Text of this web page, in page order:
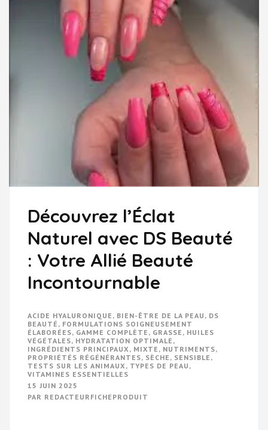
Découvrez l’Éclat
Naturel avec DS Beauté
: Votre Allié Beauté
Incontournable
ACIDE HYALURONIQUE , BIEN-ÊTRE DE LA PEAU , DS
BEAUTÉ , FORMULATIONS SOIGNEUSEMENT
ÉLABORÉES, GAMME COMPLÈTE , GRASSE , HUILES
VÉGÉTALES, HYDRATATION OPTIMALE ,
INGRÉDIENTS PRINCIPAUX , MIXTE , NUTRIMENTS,
PROPRIÉTÉS RÉGÉNÉRANTES, SÈCHE , SENSIBLE ,
TESTS SUR LES ANIMAUX , TYPES DE PEAU ,
VITAMINES ESSENTIELLES
15 JUIN 2025
PAR REDACTEURFICHEPRODUIT